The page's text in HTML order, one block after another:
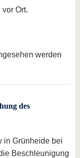
Ort.
werden
des
in Grünheide bei
Beschleunigung